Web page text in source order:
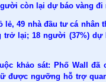
còn lại dự báo vàng đi
lẻ, 49 nhà đầu tư cá nhân
trở lại; 18 người (37%)
khảo sát: Phố Wall đã
được ngưỡng hỗ trợ